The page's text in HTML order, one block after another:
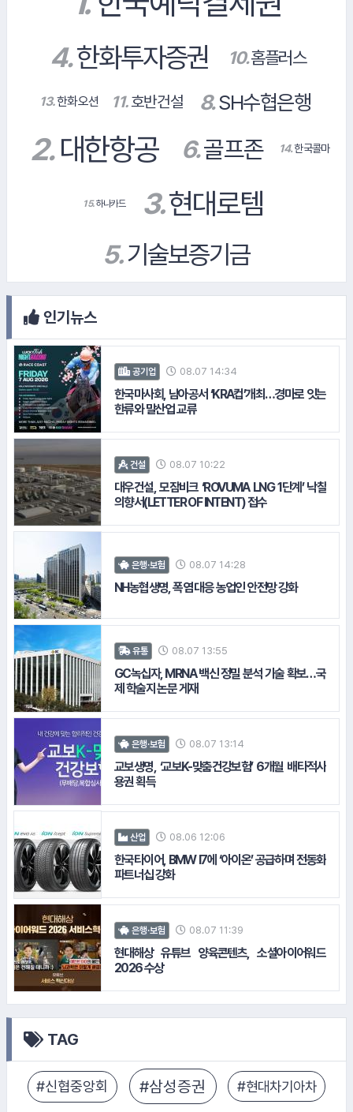
14.한국콜마
15. 하나카드
인기뉴스
공기업 08.07 14:34
한국마사회, 남아공서 ‘KRA컵’개최…경마로 잇는
한류와 말산업 교류
건설 08.07 10:22
대우건설, 모잠비크 ‘ROVUMA LNG 1단계’ 낙찰
의향서(LETTER OF INTENT) 접수
은행·보험 08.07 14:28
NH농협생명, 폭염 대응 농업인 안전망 강화
유통 08.07 13:55
GC녹십자, MRNA 백신 정밀 분석 기술 확보…국
제 학술지 논문 게재
은행·보험 08.07 13:14
교보생명, ‘교보K-맞춤건강보험’ 6개월 배타적사
용권 획득
산업 08.06 12:06
한국타이어, BMW I7에 ‘아이온’ 공급하며 전동화
파트너십 강화
은행·보험 08.07 11:39
현대해상 유튜브 양육콘텐츠, 소셜아이어워드
2026 수상
TAG
#녹십자
#넥센타이어
#이디야커피
#대우건설
#한화리조트
#골프존
#현대해상화재보험